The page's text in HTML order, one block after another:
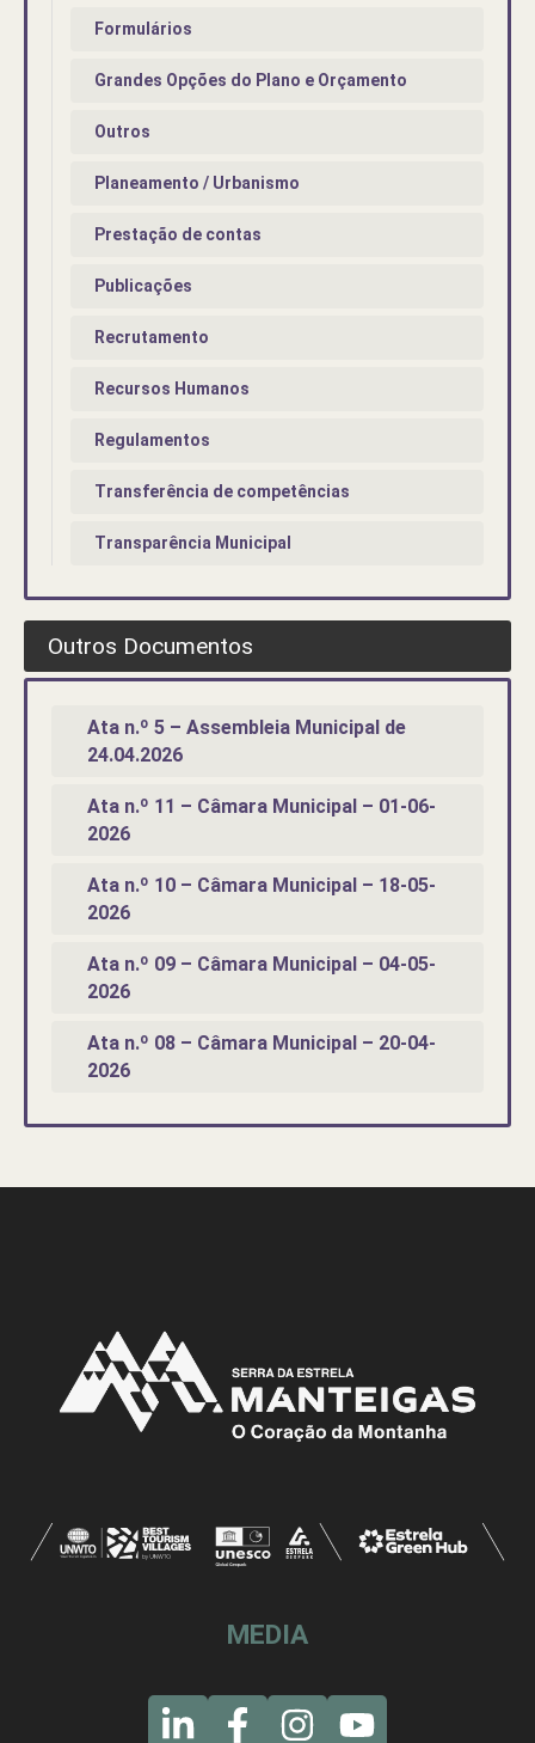
Formulários
Grandes Opções do Plano e Orçamento
Outros
Planeamento / Urbanismo
Prestação de contas
Publicações
Recrutamento
Recursos Humanos
Regulamentos
Transferência de competências
Transparência Municipal
Outros Documentos
Ata n.º 5 – Assembleia Municipal de
24.04.2026
Ata n.º 11 – Câmara Municipal – 01-06-
2026
Ata n.º 10 – Câmara Municipal – 18-05-
2026
Ata n.º 09 – Câmara Municipal – 04-05-
2026
Ata n.º 08 – Câmara Municipal – 20-04-
2026
MEDIA